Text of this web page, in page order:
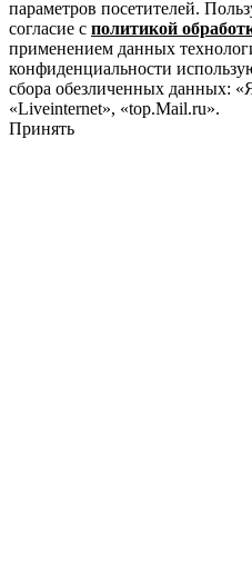
параметров посетителей.
согласие с политикой
применением данных
конфиденциальности
сбора обезличенных данных:
«Liveinternet», «top.Mail.ru».
Принять